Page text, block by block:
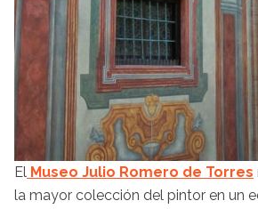
El Museo Julio Romero de Torres
la mayor colección del pintor en un